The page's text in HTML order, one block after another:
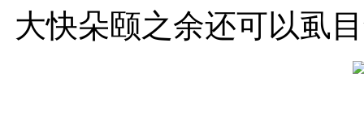
大快朵颐之余还可以虱